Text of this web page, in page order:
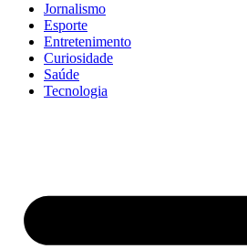
Jornalismo
Esporte
Entretenimento
Curiosidade
Saúde
Tecnologia